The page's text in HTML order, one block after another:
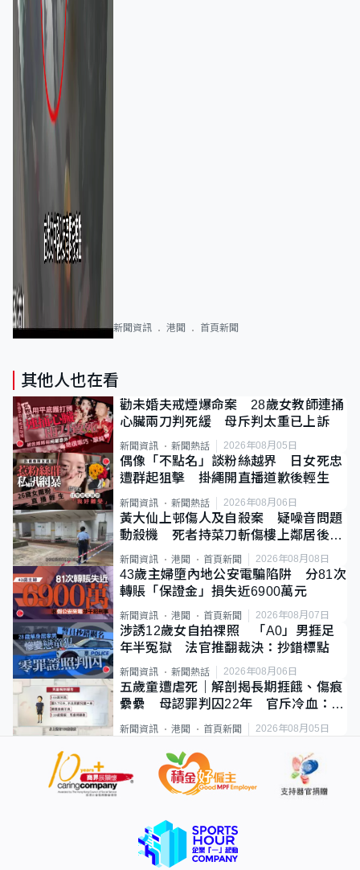
新聞資訊 港聞 首頁新聞
其他人也在看
勸未婚夫戒煙爆命案 28歲女教師連捅
心臟兩刀判死緩 母斥判太重已上訴
新聞資訊 新聞熱話 2026年08月05日
偶像「不點名」談粉絲越界 日女死忠
遭群起狙擊 掛繩開直播道歉後輕生
新聞資訊 新聞熱話 2026年08月06日
黃大仙上邨傷人及自殺案 疑噪音問題
動殺機 死者持菜刀斬傷樓上鄰居後墮
斃
新聞資訊 港聞 首頁新聞 2026年08月08日
43歲主婦墮內地公安電騙陷阱 分81次
轉賬「保證金」損失近6900萬元
新聞資訊 港聞 首頁新聞 2026年08月07日
涉誘12歲女自拍祼照 「A0」男捱足
年半冤獄 法官推翻裁決：抄錯標點
新聞資訊 新聞熱話 2026年08月06日
五歲童遭虐死｜解剖揭長期捱餓、傷痕
纍纍 母認罪判囚22年 官斥冷血：同
類案最惡劣
新聞資訊 港聞 首頁新聞 2026年08月05日